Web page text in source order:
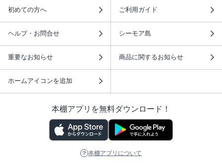
初めての方へ ご利用ガイド
ヘルプ・お問合せ シーモア島
重要なお知らせ 商品に関するお知らせ
ホームアイコンを追加
本棚アプリを無料ダウンロード！
本棚アプリについて